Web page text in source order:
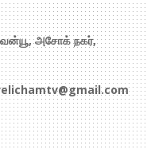
அசோக் நகர்,